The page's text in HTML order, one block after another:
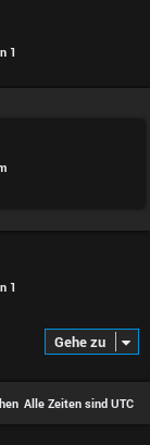
1
1
Gehe zu
Alle Zeiten sind UTC